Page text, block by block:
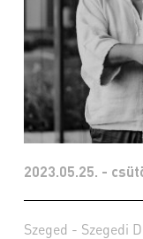
2023.05.25. -
Szeged - Szegedi